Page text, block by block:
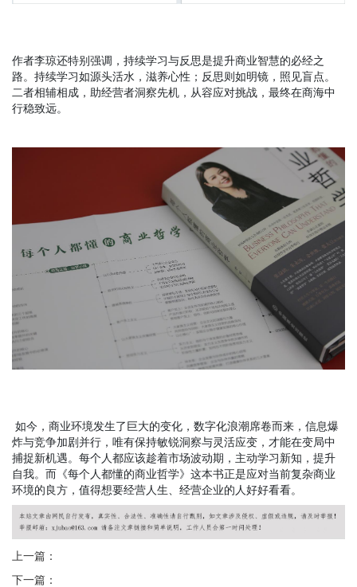
作者李琼还特别强调，持续学习与反思是提升商业智慧的必经之
路。持续学习如源头活水，滋养心性；反思则如明镜，照见盲点。
二者相辅相成，助经营者洞察先机，从容应对挑战，最终在商海中
行稳致远。
如今，商业环境发生了巨大的变化，数字化浪潮席卷而来，信息爆
炸与竞争加剧并行，唯有保持敏锐洞察与灵活应变，才能在变局中
捕捉新机遇。每个人都应该趁着市场波动期，主动学习新知，提升
自我。而《每个人都懂的商业哲学》这本书正是应对当前复杂商业
环境的良方，值得想要经营人生、经营企业的人好好看看。
上一篇：
下一篇：